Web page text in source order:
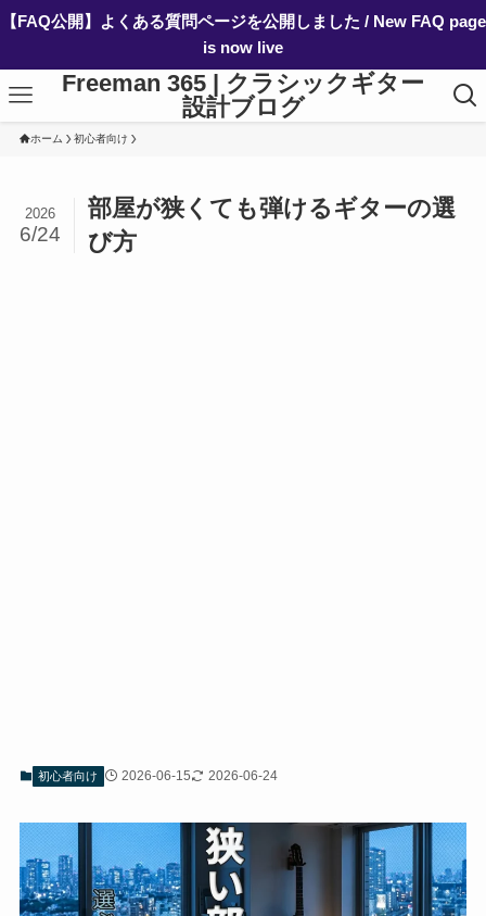
【FAQ公開】よくある質問ページを公開しました / New FAQ page
is now live
Freeman 365 | クラシックギター
設計ブログ
ホーム 初心者向け
部屋が狭くても弾けるギターの選
び方
2026
6/24
初心者向け 2026-06-15 2026-06-24